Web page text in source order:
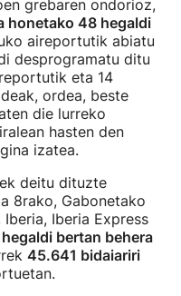
grebaren ondorioz,
honetako 48 hegaldi
aireportutik abiatu
desprogramatu ditu
eta 14
ordea, beste
die lurreko
hasten den
izatea.
deitu dituzte
8rako, Gabonetako
Iberia Express
bertan behera
45.641 bidaiariri